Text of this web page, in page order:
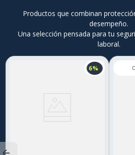
Productos que combinan
desempeño.
Una selección pensada para tu
laboral.
6 %